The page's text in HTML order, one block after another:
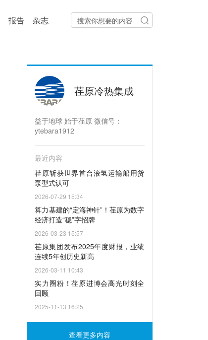
报告 杂志
荏原冷热集成
益于地球 始于荏原 微信号：
ytebara1912
最近内容
荏原斩获世界首台液氢运输船用货
泵型式认可
2026-07-29 15:34
算力基建的“定海神针”！荏原为数字
经济打造“稳”字招牌
2026-03-23 15:57
荏原集团发布2025年度财报，业绩
连续5年创历史新高
2026-03-11 10:43
实力圈粉！荏原进博会高光时刻全
回顾
2025-11-13 16:25
查看更多内容